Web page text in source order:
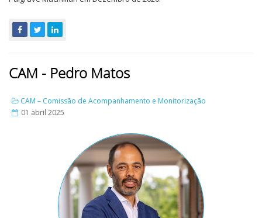
CAM - Pedro Matos
CAM – Comissão de Acompanhamento e Monitorização
01 abril 2025